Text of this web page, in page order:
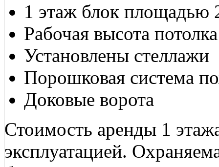
1 этаж блок площадью
Рабочая высота
Установлены стеллажи
Порошковая система
Доковые ворота
Стоимость аренды 1
эксплуатацией.